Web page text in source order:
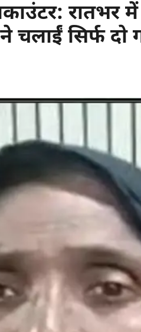
रातभर
सिर्फ दो